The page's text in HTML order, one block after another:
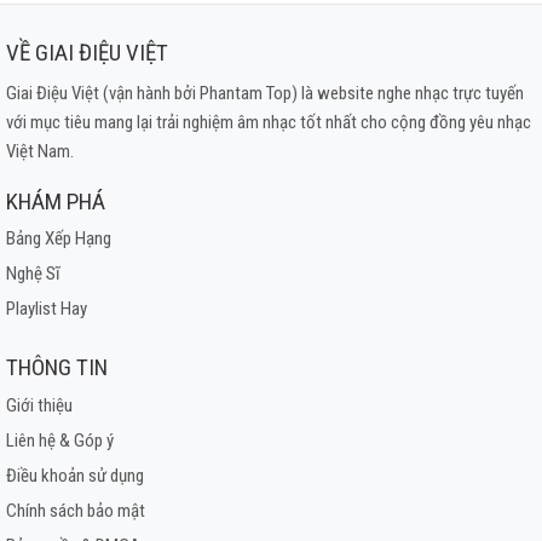
VỀ GIAI ĐIỆU VIỆT
Giai Điệu Việt (vận hành bởi Phantam Top) là website nghe nhạc trực tuyến
với mục tiêu mang lại trải nghiệm âm nhạc tốt nhất cho cộng đồng yêu nhạc
Việt Nam.
KHÁM PHÁ
Bảng Xếp Hạng
Nghệ Sĩ
Playlist Hay
THÔNG TIN
Giới thiệu
Liên hệ & Góp ý
Điều khoản sử dụng
Chính sách bảo mật